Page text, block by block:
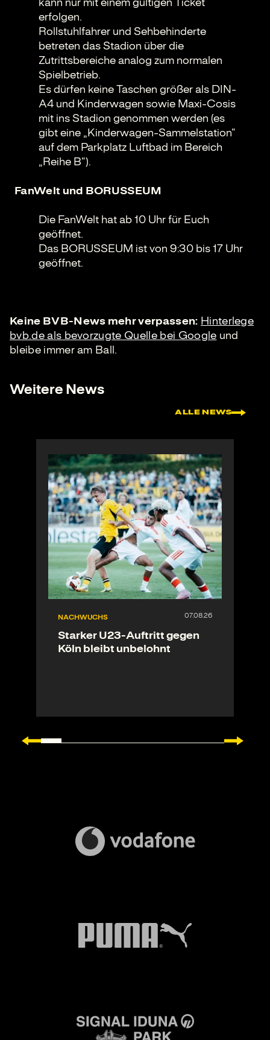
erfolgen.
Rollstuhlfahrer und Sehbehinderte
betreten das Stadion über die
Zutrittsbereiche analog zum normalen
Spielbetrieb.
Es dürfen keine Taschen größer als DIN-
A4 und Kinderwagen sowie Maxi-Cosis
mit ins Stadion genommen werden (es
gibt eine „Kinderwagen-Sammelstation“
auf dem Parkplatz Luftbad im Bereich
„Reihe B“).
FanWelt und BORUSSEUM
Die FanWelt hat ab 10 Uhr für Euch
geöffnet.
Das BORUSSEUM ist von 9:30 bis 17 Uhr
geöffnet.
Keine BVB-News mehr verpassen: Hinterlege
bvb.de als bevorzugte Quelle bei Google und
bleibe immer am Ball.
Weitere News
ALLE NEWS
NACHWUCHS
Starker U23-Auftritt gegen
Köln bleibt unbelohnt